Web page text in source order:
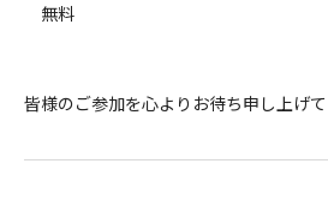
無料
皆様のご参加を心よりお待ち申し上げて